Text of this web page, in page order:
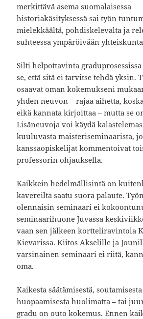
merkittävä asema suomalaisessa
historiakäsityksessä sai työn
mielekkäältä, pohdiskelevalta ja
suhteessa ympäröivään
Silti helpottavinta
se, että sitä ei tarvitse tehdä yksin.
osaavat oman kokemukseni
yhden neuvon – rajaa aihetta,
eikä kannata kirjoittaa – mutta se
Lisäneuvoja voi käydä
kuuluvasta maisteriseminaarista,
kanssaopiskelijat kommentoivat
professorin ohjauksella.
Kaikkein hedelmällisintä on
kavereilta saatu suora palaute.
olennaisin seminaari ei
seminaarihuone Juvassa
vaan sen jälkeen kortteliravintola
Kievarissa. Kiitos Akselille ja
varsinainen seminaari ei riitä,
oma.
Kaikesta säätämisestä,
huopaamisesta huolimatta – tai
gradu on outo kokemus. Ennen